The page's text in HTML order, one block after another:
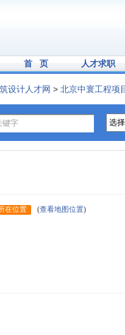
首 页 人才求职
设计人才网 > 北京中寰工程项
在位置 (查看地图位置)